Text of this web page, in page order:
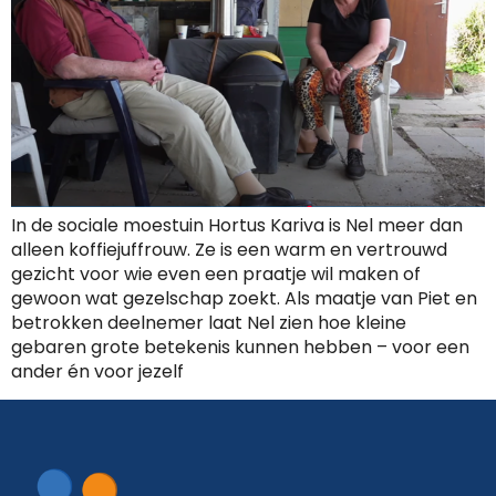
In de sociale moestuin Hortus Kariva is Nel meer dan
alleen koffiejuffrouw. Ze is een warm en vertrouwd
gezicht voor wie even een praatje wil maken of
gewoon wat gezelschap zoekt. Als maatje van Piet en
betrokken deelnemer laat Nel zien hoe kleine
gebaren grote betekenis kunnen hebben – voor een
ander én voor jezelf